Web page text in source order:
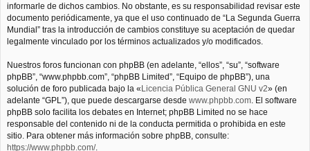
informarle de dichos cambios. No obstante, es su responsabilidad revisar este
documento periódicamente, ya que el uso continuado de “La Segunda Guerra
Mundial” tras la introducción de cambios constituye su aceptación de quedar
legalmente vinculado por los términos actualizados y/o modificados.
Nuestros foros funcionan con phpBB (en adelante, “ellos”, “su”, “software
phpBB”, “www.phpbb.com”, “phpBB Limited”, “Equipo de phpBB”), una
solución de foro publicada bajo la «Licencia Pública General GNU v2» (en
adelante “GPL”), que puede descargarse desde www.phpbb.com. El software
phpBB solo facilita los debates en Internet; phpBB Limited no se hace
responsable del contenido ni de la conducta permitida o prohibida en este
sitio. Para obtener más información sobre phpBB, consulte:
https://www.phpbb.com/.